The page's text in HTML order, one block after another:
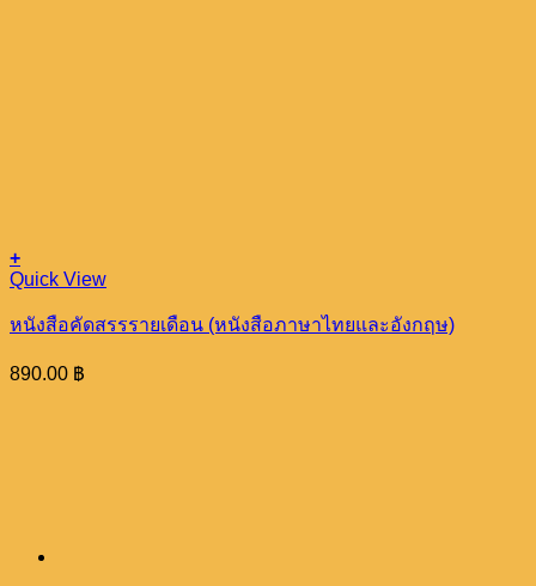
+
Quick View
หนังสือคัดสรรรายเดือน (หนังสือภาษาไทยและอังกฤษ)
890.00 ฿